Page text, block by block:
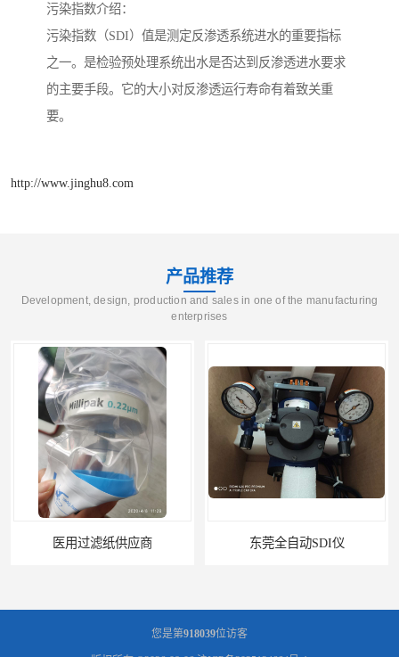
污染指数介绍：
污染指数（SDI）值是测定反渗透系统进水的重要指标
之一。是检验预处理系统出水是否达到反渗透进水要求
的主要手段。它的大小对反渗透运行寿命有着致关重
要。
http://www.jinghu8.com
产品推荐
Development, design, production and sales in one of the manufacturing
enterprises
医用过滤纸供应商 东莞全自动SDI仪
您是第918039位访客